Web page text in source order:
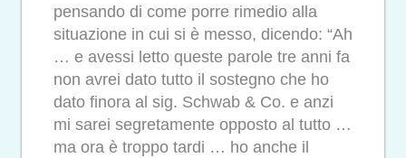
pensando di come porre rimedio alla
situazione in cui si è messo, dicendo: “Ah
… e avessi letto queste parole tre anni fa
non avrei dato tutto il sostegno che ho
dato finora al sig. Schwab & Co. e anzi
mi sarei segretamente opposto al tutto …
ma ora è troppo tardi … ho anche il